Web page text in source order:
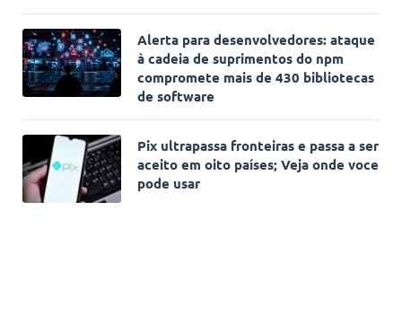
Alerta para desenvolvedores: ataque
à cadeia de suprimentos do npm
compromete mais de 430 bibliotecas
de software
Pix ultrapassa fronteiras e passa a ser
aceito em oito países; Veja onde voce
pode usar